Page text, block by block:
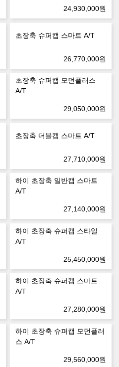
24,930,000원
초장축 슈퍼캡 스마트 A/T
26,770,000원
초장축 슈퍼캡 모던플러스
A/T
29,050,000원
초장축 더블캡 스마트 A/T
27,710,000원
하이 초장축 일반캡 스마트
A/T
27,140,000원
하이 초장축 슈퍼캡 스타일
A/T
25,450,000원
하이 초장축 슈퍼캡 스마트
A/T
27,280,000원
하이 초장축 슈퍼캡 모던플러
스 A/T
29,560,000원